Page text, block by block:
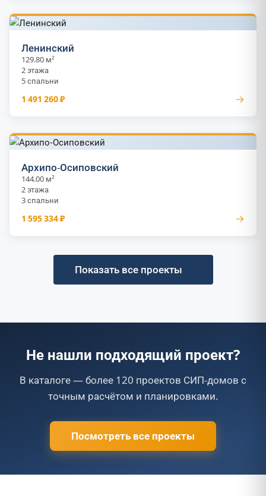
Ленинский
129.80 м²
2 этажа
5 спальни
1 491 260 ₽ →
Архипо-Осиповский
144.00 м²
2 этажа
3 спальни
1 595 334 ₽ →
Показать все проекты
Не нашли подходящий проект?
В каталоге — более 120 проектов СИП-домов с
точным расчётом и планировками.
Посмотреть все проекты